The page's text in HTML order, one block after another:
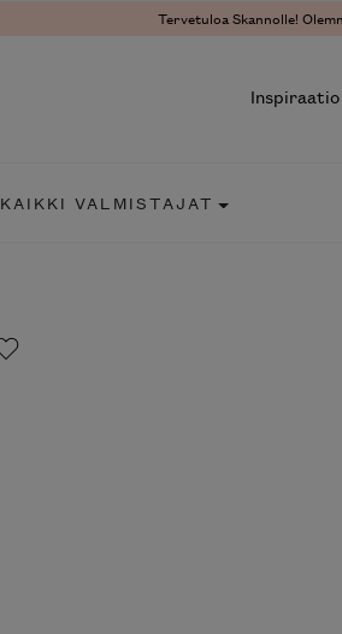
Tervetuloa Skannolle!
Inspiraatio
KAIKKI VALMISTAJAT